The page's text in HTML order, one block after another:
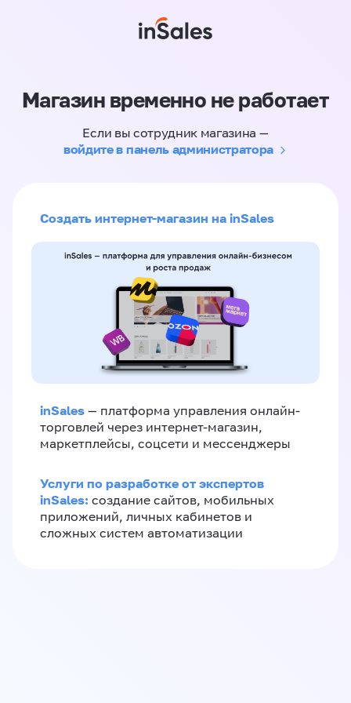
Магазин временно не работает
Если вы сотрудник магазина —
войдите в панель администратора
Создать интернет-магазин на inSales
inSales — платформа управления онлайн-
торговлей через интернет-магазин,
маркетплейсы, соцсети и мессенджеры
Услуги по разработке от экспертов
inSales: создание сайтов, мобильных
приложений, личных кабинетов и
сложных систем автоматизации